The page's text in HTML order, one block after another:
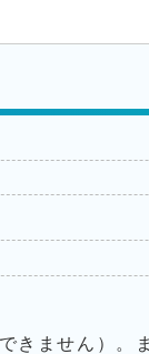
きません）。